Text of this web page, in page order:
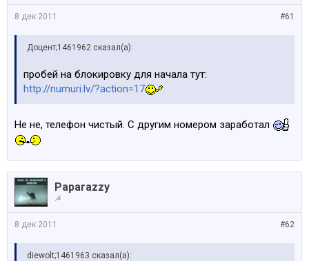
#61
8 дек 2011
Доцент;1461962 сказал(а):
пробей на блокировку для начала тут:
http://numuri.lv/?action=17
Не не, телефон чистый. С другим номером заработал
Paparazzy
☭
#62
8 дек 2011
diewolt;1461963 сказал(а):